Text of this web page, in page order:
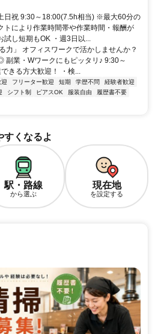
日祝 9:30～18:00(7.5h相当) ※最大60分の
により作業時間帯や作業時間・報酬が
し短期もOK ・週3日以...
力」 オフィスワークで活かしませんか？
副業・Wワークにもピッタリ♪ 9:30～
きる方大歓迎！ ・検...
フリーター歓迎 短期 学歴不問
経験者歓迎
シフト制 ピアスOK 服装自由
履歴書不要
すくなるよ
駅・路線
から選ぶ
現在地
を設定する